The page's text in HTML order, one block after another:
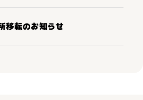
移転のお知らせ